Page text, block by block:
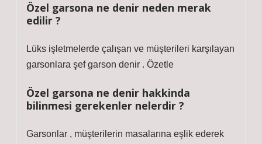
Özel garsona ne denir neden merak
edilir ?
Lüks işletmelerde çalışan ve müşterileri karşılayan
garsonlara şef garson denir . Özetle
Özel garsona ne denir hakkinda
bilinmesi gerekenler nelerdir ?
Garsonlar , müşterilerin masalarına eşlik ederek